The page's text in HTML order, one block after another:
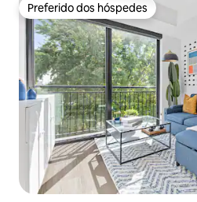
Preferido dos hóspedes
Preferido dos hóspedes